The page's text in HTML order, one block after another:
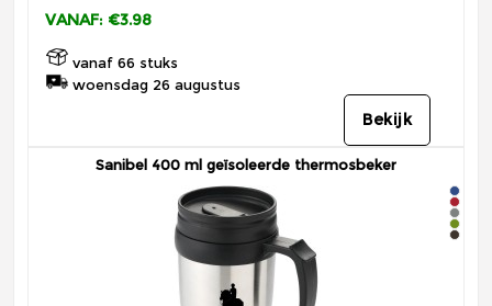
VANAF: €3.98
vanaf 66 stuks
woensdag 26 augustus
Bekijk
Sanibel 400 ml geïsoleerde thermosbeker